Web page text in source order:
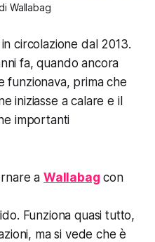
Wallabag
circolazione dal 2013.
fa, quando ancora
funzionava, prima che
iniziasse a calare e il
importanti
a Wallabag con
Funziona quasi tutto,
ma si vede che è